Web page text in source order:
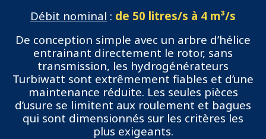
Débit nominal : de 50 litres/s à 4 m³/s
De conception simple avec un arbre d’hélice
entrainant directement le rotor, sans
transmission, les hydrogénérateurs
Turbiwatt sont extrêmement fiables et d’une
maintenance réduite. Les seules pièces
d’usure se limitent aux roulement et bagues
qui sont dimensionnés sur les critères les
plus exigeants.